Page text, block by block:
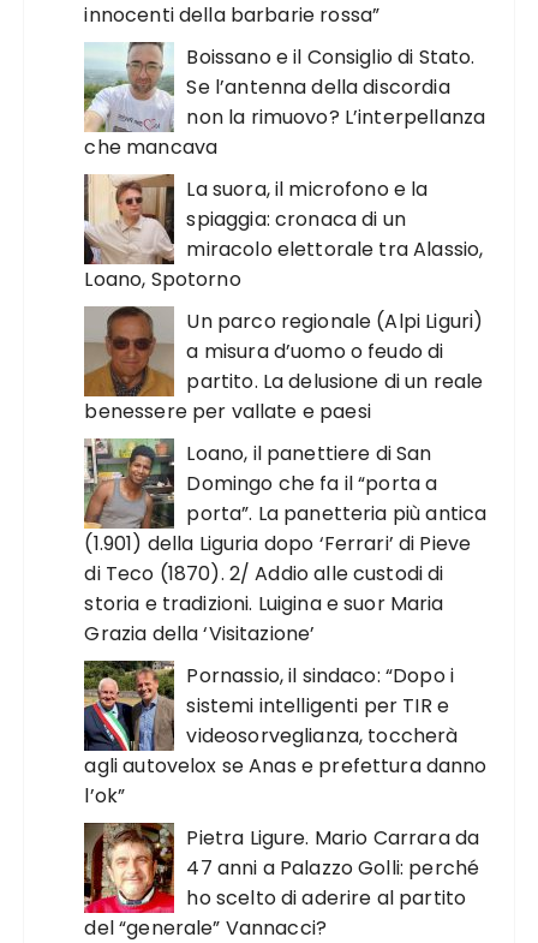
innocenti della barbarie rossa”
Boissano e il Consiglio di Stato.
Se l’antenna della discordia
non la rimuovo? L’interpellanza
che mancava
La suora, il microfono e la
spiaggia: cronaca di un
miracolo elettorale tra Alassio,
Loano, Spotorno
Un parco regionale (Alpi Liguri)
a misura d’uomo o feudo di
partito. La delusione di un reale
benessere per vallate e paesi
Loano, il panettiere di San
Domingo che fa il “porta a
porta”. La panetteria più antica
(1.901) della Liguria dopo ‘Ferrari’ di Pieve
di Teco (1870). 2/ Addio alle custodi di
storia e tradizioni. Luigina e suor Maria
Grazia della ‘Visitazione’
Pornassio, il sindaco: “Dopo i
sistemi intelligenti per TIR e
videosorveglianza, toccherà
agli autovelox se Anas e prefettura danno
l’ok”
Pietra Ligure. Mario Carrara da
47 anni a Palazzo Golli: perché
ho scelto di aderire al partito
del “generale” Vannacci?